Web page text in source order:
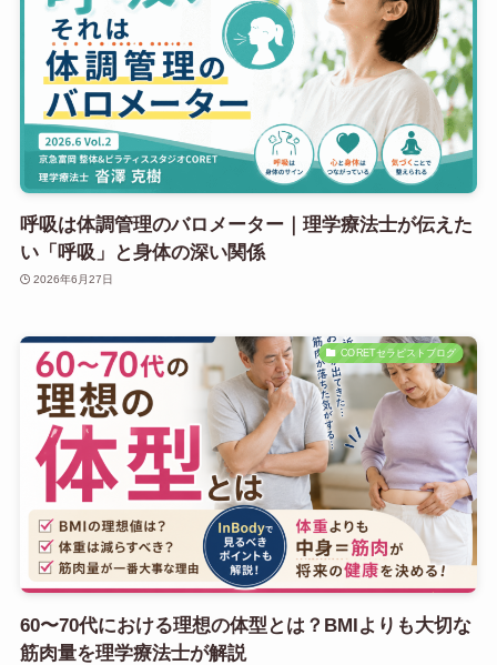
呼吸は体調管理のバロメーター｜理学療法士が伝えた
い「呼吸」と身体の深い関係
2026年6月27日
CORETセラピストブログ
60〜70代における理想の体型とは？BMIよりも大切な
筋肉量を理学療法士が解説